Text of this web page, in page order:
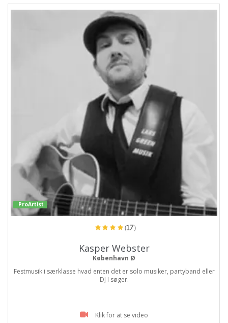
ProArtist
(17)
Kasper Webster
København Ø
Festmusik i særklasse hvad enten det er solo musiker, partyband eller
DJ I søger.
Klik for at se video